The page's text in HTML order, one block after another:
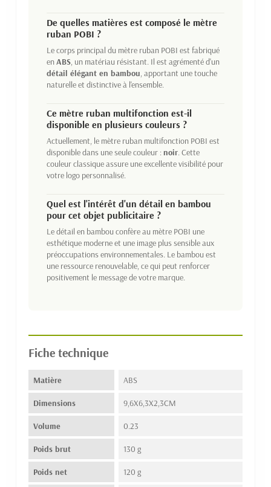
De quelles matières est composé le mètre
ruban POBI ?
Le corps principal du mètre ruban POBI est fabriqué
enABS , un matériau résistant. Il est agrémenté d'un
détail élégant en bambou , apportant une touche
naturelle et distinctive à l'ensemble.
Ce mètre ruban multifonction est-il
disponible en plusieurs couleurs ?
Actuellement, le mètre ruban multifonction POBI est
disponible dans une seule couleur :noir . Cette
couleur classique assure une excellente visibilité pour
votre logo personnalisé.
Quel est l'intérêt d'un détail en bambou
pour cet objet publicitaire ?
Le détail en bambou confère au mètre POBI une
esthétique moderne et une image plus sensible aux
préoccupations environnementales. Le bambou est
une ressource renouvelable, ce qui peut renforcer
positivement le message de votre marque.
Fiche technique
Matière ABS
Dimensions 9,6X6,3X2,3CM
Volume 0.23
Poids brut 130 g
Poids net 120 g